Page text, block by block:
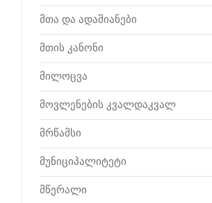
მთა და ადამიანები
მთის კანონი
მილოცვა
მოვლენების კვალდაკვალ
მრწამსი
მუნიციპალიტეტი
მწერალი